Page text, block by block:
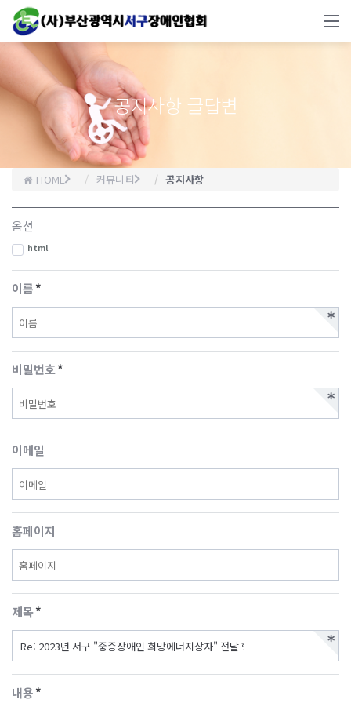
공지사항 글답변
HOME 커뮤니티 공지사항
옵션
html
이름*
비밀번호*
이메일
홈페이지
제목*
내용*